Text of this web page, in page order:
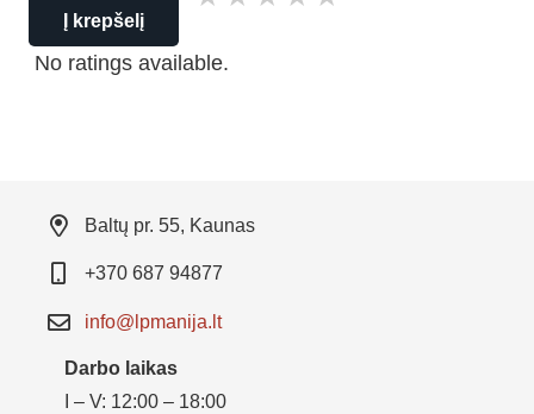
Į krepšelį
No ratings available.
Baltų pr. 55, Kaunas
+370 687 94877
info@lpmanija.lt
Darbo laikas
I – V: 12:00 – 18:00